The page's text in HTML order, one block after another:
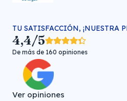
TU SATISFACCIÓN, ¡NUESTRA
4,4/5
De más de 160 opiniones
Ver opiniones